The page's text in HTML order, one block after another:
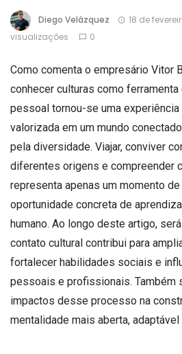
Diego Velázquez 18 de
visualizações
0
Como comenta o empresário Vitor
conhecer culturas como
pessoal tornou-se uma
valorizada em um mundo
pela diversidade. Viajar, conviver
diferentes origens e compreender
representa apenas um momento
oportunidade concreta de
humano. Ao longo deste artigo,
contato cultural contribui para
fortalecer habilidades sociais e
pessoais e profissionais. Também
impactos desse processo na
mentalidade mais aberta,